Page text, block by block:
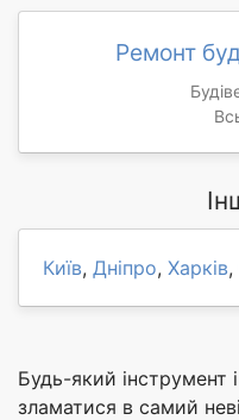
Ремонт
Київ, Дніпро, Харків,
Будь-який інструмент
зламатися в самий